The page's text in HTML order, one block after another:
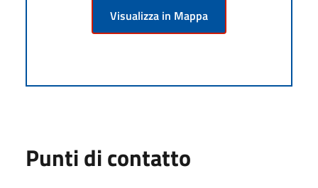
Visualizza in Mappa
Punti di contatto